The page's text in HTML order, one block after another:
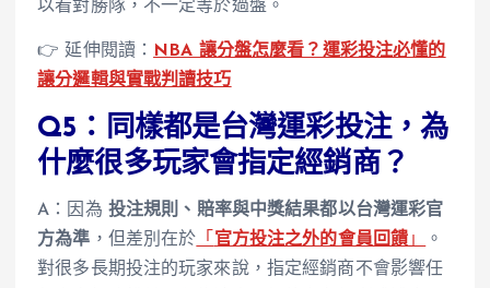
以看對勝隊，不一定等於過盤。
👉 延伸閱讀：
NBA 讓分盤怎麼看？運彩投注必懂的
讓分邏輯與實戰判讀技巧
Q5：同樣都是台灣運彩投注，為
什麼很多玩家會指定經銷商？
A：因為 投注規則、賠率與中獎結果都以台灣運彩官
方為準 ，但差別在於 「 官方投注之外的會員回饋 」
。
對很多長期投注的玩家來說，指定經銷商不會影響任